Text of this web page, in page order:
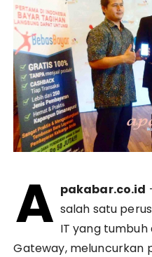
A pakabar.co.id
salah satu
IT yang
Gateway, meluncurkan